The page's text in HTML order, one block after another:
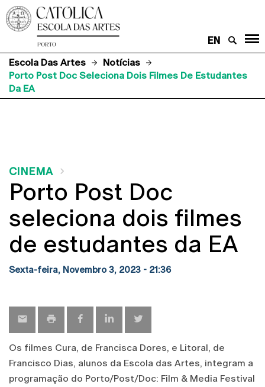
EN
Escola Das Artes
Notícias
Porto Post Doc Seleciona Dois Filmes De Estudantes
Da EA
CINEMA
Porto Post Doc
seleciona dois filmes
de estudantes da EA
Sexta-feira, Novembro 3, 2023 - 21:36
Os filmes Cura, de Francisca Dores, e Litoral, de
Francisco Dias, alunos da Escola das Artes, integram a
programação do Porto/Post/Doc: Film & Media Festival